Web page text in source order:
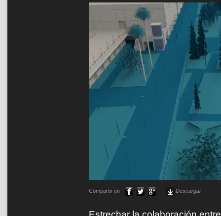
Compartir en Descargar